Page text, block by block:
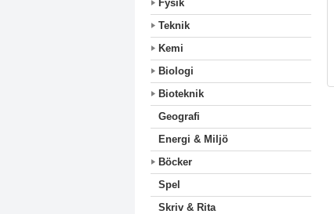
Fysik
Teknik
Kemi
Biologi
Bioteknik
Geografi
Energi & Miljö
Böcker
Spel
Skriv & Rita